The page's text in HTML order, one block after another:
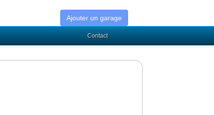
Ajouter un garage
Contact